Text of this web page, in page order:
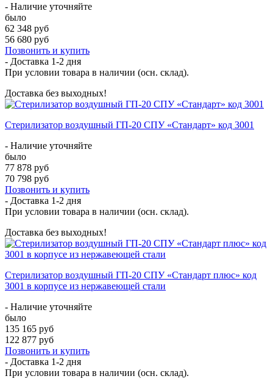
- Наличие уточняйте
было
62 348 руб
56 680 руб
Позвонить и купить
- Доставка 1-2 дня
При условии товара в наличии (осн. склад).
Доставка без выходных!
Стерилизатор воздушный ГП-20 СПУ «Стандарт» код 3001
- Наличие уточняйте
было
77 878 руб
70 798 руб
Позвонить и купить
- Доставка 1-2 дня
При условии товара в наличии (осн. склад).
Доставка без выходных!
Стерилизатор воздушный ГП-20 СПУ «Стандарт плюс» код
3001 в корпусе из нержавеющей стали
- Наличие уточняйте
было
135 165 руб
122 877 руб
Позвонить и купить
- Доставка 1-2 дня
При условии товара в наличии (осн. склад).